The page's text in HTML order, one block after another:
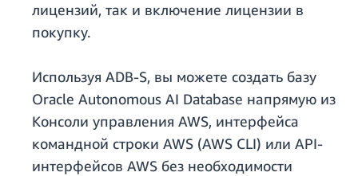
лицензий, так и включение лицензии в
покупку.
Используя ADB-S, вы можете создать базу
Oracle Autonomous AI Database напрямую из
Консоли управления AWS, интерфейса
командной строки AWS (AWS CLI) или API-
интерфейсов AWS без необходимости